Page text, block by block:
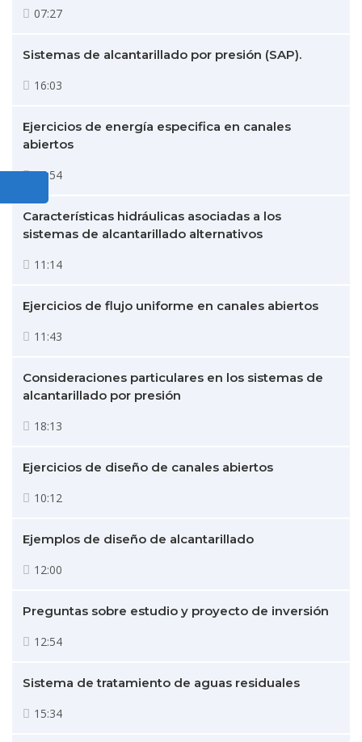
07:27
Sistemas de alcantarillado por presión (SAP).
16:03
Ejercicios de energía especifica en canales
abiertos
08:54
Características hidráulicas asociadas a los
sistemas de alcantarillado alternativos
11:14
Ejercicios de flujo uniforme en canales abiertos
11:43
Consideraciones particulares en los sistemas de
alcantarillado por presión
18:13
Ejercicios de diseño de canales abiertos
10:12
Ejemplos de diseño de alcantarillado
12:00
Preguntas sobre estudio y proyecto de inversión
12:54
Sistema de tratamiento de aguas residuales
15:34